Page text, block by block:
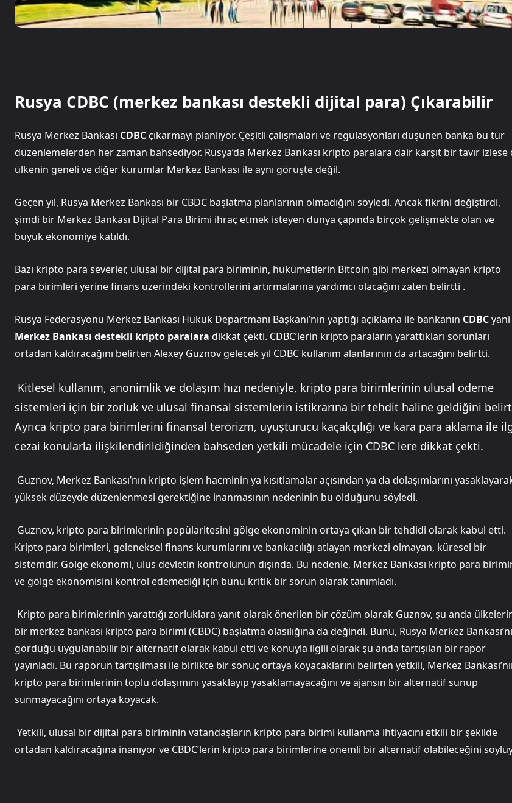
Rusya CDBC (merkez bankası destekli dijital para) Çıkarabilir
Rusya Merkez Bankası CDBC çıkarmayı planlıyor. Çeşitli çalışmaları ve regülasyonları düşünen banka bu tür
düzenlemelerden her zaman bahsediyor. Rusya’da Merkez Bankası kripto paralara dair karşıt bir tavır izlese
ülkenin geneli ve diğer kurumlar Merkez Bankası ile aynı görüşte değil.
Geçen yıl, Rusya Merkez Bankası bir CBDC başlatma planlarının olmadığını söyledi. Ancak fikrini değiştirdi,
şimdi bir Merkez Bankası Dijital Para Birimi ihraç etmek isteyen dünya çapında birçok gelişmekte olan ve
büyük ekonomiye katıldı.
Bazı kripto para severler, ulusal bir dijital para biriminin, hükümetlerin Bitcoin gibi merkezi olmayan kripto
para birimleri yerine finans üzerindeki kontrollerini artırmalarına yardımcı olacağını zaten belirtti .
Rusya Federasyonu Merkez Bankası Hukuk Departmanı Başkanı’nın yaptığı açıklama ile bankanın CDBCyani
Merkez Bankası destekli kripto paralara dikkat çekti. CDBC’lerin kripto paraların yarattıkları sorunları
ortadan kaldıracağını belirten Alexey Guznov gelecek yıl CDBC kullanım alanlarının da artacağını belirtti.
Kitlesel kullanım, anonimlik ve dolaşım hızı nedeniyle, kripto para birimlerinin ulusal ödeme
sistemleri için bir zorluk ve ulusal finansal sistemlerin istikrarına bir tehdit haline geldiğini
Ayrıca kripto para birimlerini finansal terörizm, uyuşturucu kaçakçılığı ve kara para aklama ile
cezai konularla ilişkilendirildiğinden bahseden yetkili mücadele için CDBC lere dikkat çekti.
Guznov, Merkez Bankası’nın kripto işlem hacminin ya kısıtlamalar açısından ya da dolaşımlarını
yüksek düzeyde düzenlenmesi gerektiğine inanmasının nedeninin bu olduğunu söyledi.
Guznov, kripto para birimlerinin popülaritesini gölge ekonominin ortaya çıkan bir tehdidi olarak kabul etti.
Kripto para birimleri, geleneksel finans kurumlarını ve bankacılığı atlayan merkezi olmayan, küresel bir
sistemdir. Gölge ekonomi, ulus devletin kontrolünün dışında. Bu nedenle, Merkez Bankası kripto para
ve gölge ekonomisini kontrol edemediği için bunu kritik bir sorun olarak tanımladı.
Kripto para birimlerinin yarattığı zorluklara yanıt olarak önerilen bir çözüm olarak Guznov, şu anda
bir merkez bankası kripto para birimi (CBDC) başlatma olasılığına da değindi. Bunu, Rusya Merkez
gördüğü uygulanabilir bir alternatif olarak kabul etti ve konuyla ilgili olarak şu anda tartışılan bir rapor
yayınladı. Bu raporun tartışılması ile birlikte bir sonuç ortaya koyacaklarını belirten yetkili, Merkez
kripto para birimlerinin toplu dolaşımını yasaklayıp yasaklamayacağını ve ajansın bir alternatif sunup
sunmayacağını ortaya koyacak.
Yetkili, ulusal bir dijital para biriminin vatandaşların kripto para birimi kullanma ihtiyacını etkili bir şekilde
ortadan kaldıracağına inanıyor ve CBDC’lerin kripto para birimlerine önemli bir alternatif olabileceğini